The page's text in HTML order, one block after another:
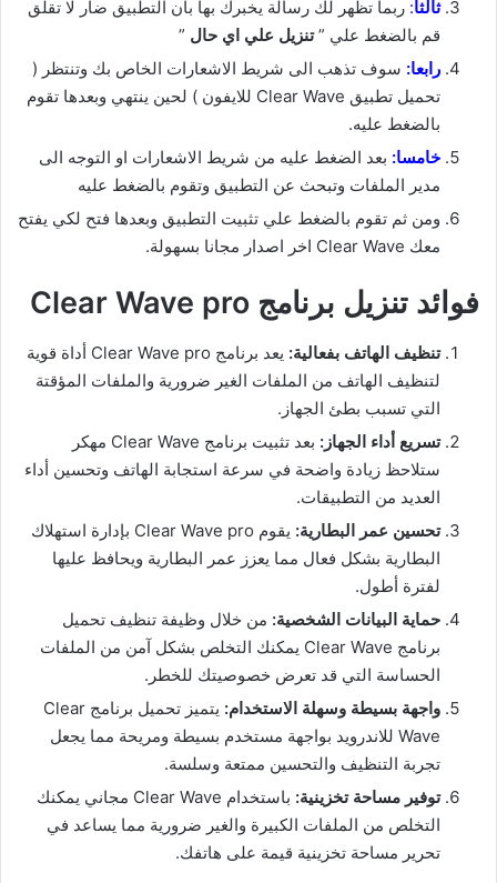
ثالثا: ربما تظهر لك رسالة يخبرك بها بان التطبيق ضار لا تقلق
قم بالضغط علي ”تنزيل علي اي حال ”
رابعا: سوف تذهب الى شريط الاشعارات الخاص بك وتنتظر (
تحميل تطبيق Clear Wave للايفون ) لحين ينتهي وبعدها تقوم
بالضغط عليه.
خامسا: بعد الضغط عليه من شريط الاشعارات او التوجه الى
مدير الملفات وتبحث عن التطبيق وتقوم بالضغط عليه
ومن ثم تقوم بالضغط علي تثبيت التطبيق وبعدها فتح لكي يفتح
معك Clear Wave اخر اصدار مجانا بسهولة.
فوائد تنزيل برنامج Clear Wave pro
تنظيف الهاتف بفعالية:
يعد برنامج Clear Wave pro أداة قوية
لتنظيف الهاتف من الملفات الغير ضرورية والملفات المؤقتة
التي تسبب بطئ الجهاز.
تسريع أداء الجهاز:
بعد تثبيت برنامج Clear Wave مهكر
ستلاحظ زيادة واضحة في سرعة استجابة الهاتف وتحسين أداء
العديد من التطبيقات.
تحسين عمر البطارية:
يقوم Clear Wave pro بإدارة استهلاك
البطارية بشكل فعال مما يعزز عمر البطارية ويحافظ عليها
لفترة أطول.
حماية البيانات الشخصية: من خلال وظيفة تنظيف تحميل
برنامج Clear Wave يمكنك التخلص بشكل آمن من الملفات
الحساسة التي قد تعرض خصوصيتك للخطر.
واجهة بسيطة وسهلة الاستخدام:
يتميز تحميل برنامج Clear
Wave للاندرويد بواجهة مستخدم بسيطة ومريحة مما يجعل
تجربة التنظيف والتحسين ممتعة وسلسة.
توفير مساحة تخزينية:
باستخدام Clear Wave مجاني يمكنك
التخلص من الملفات الكبيرة والغير ضرورية مما يساعد في
تحرير مساحة تخزينية قيمة على هاتفك.